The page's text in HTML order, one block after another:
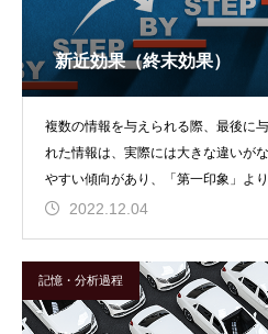
新近効果（終末効果）
複数の情報を与えられる際、最後に
れた情報は、実際には大きな違いが
やすい傾向があり、「第一印象」よ
記憶に残りやすいため
2022.12.04
記憶・分析過程